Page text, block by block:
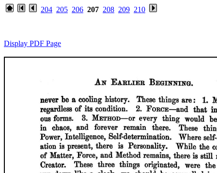
204 205 206 207 208 209 210
Display PDF Page